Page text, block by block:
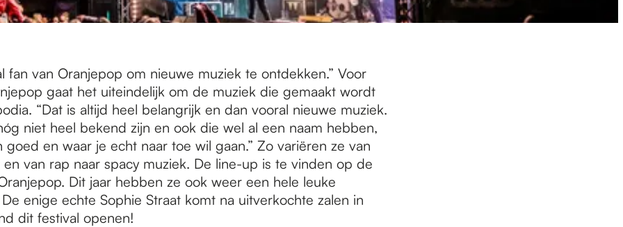
fan van Oranjepop om nieuwe muziek te ontdekken.” Voor
gaat het uiteindelijk om de muziek die gemaakt wordt
“Dat is altijd heel belangrijk en dan vooral nieuwe muziek.
niet heel bekend zijn en ook die wel al een naam hebben,
goed en waar je echt naar toe wil gaan.” Zo variëren ze van
van rap naar spacy muziek. De line-up is te vinden op de
Dit jaar hebben ze ook weer een hele leuke
enige echte Sophie Straat komt na uitverkochte zalen in
dit festival openen!